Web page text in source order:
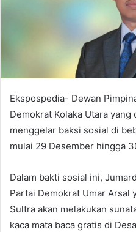
Ekspospedia- Dewan
Demokrat Kolaka Utara
menggelar baksi sosial di
mulai 29 Desember hingga
Dalam bakti sosial ini,
Partai Demokrat Umar Arsal
Sultra akan melakukan
kaca mata baca gratis di